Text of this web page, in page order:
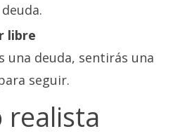
libre
una deuda, sentirás una
seguir.
realista